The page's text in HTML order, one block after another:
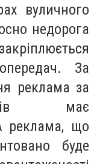
вуличного
недорога
За
реклама за
має
реклама, що
буде